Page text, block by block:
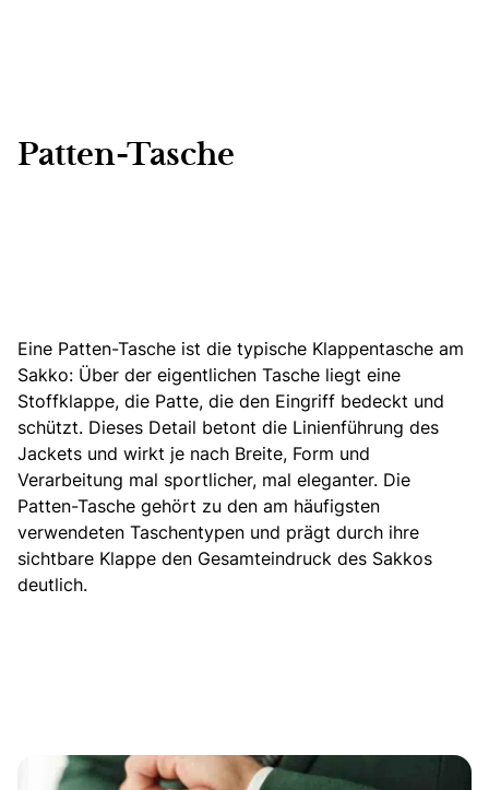
Patten-Tasche
Eine Patten-Tasche ist die typische Klappentasche am
Sakko: Über der eigentlichen Tasche liegt eine
Stoffklappe, die Patte, die den Eingriff bedeckt und
schützt. Dieses Detail betont die Linienführung des
Jackets und wirkt je nach Breite, Form und
Verarbeitung mal sportlicher, mal eleganter. Die
Patten-Tasche gehört zu den am häufigsten
verwendeten Taschentypen und prägt durch ihre
sichtbare Klappe den Gesamteindruck des Sakkos
deutlich.